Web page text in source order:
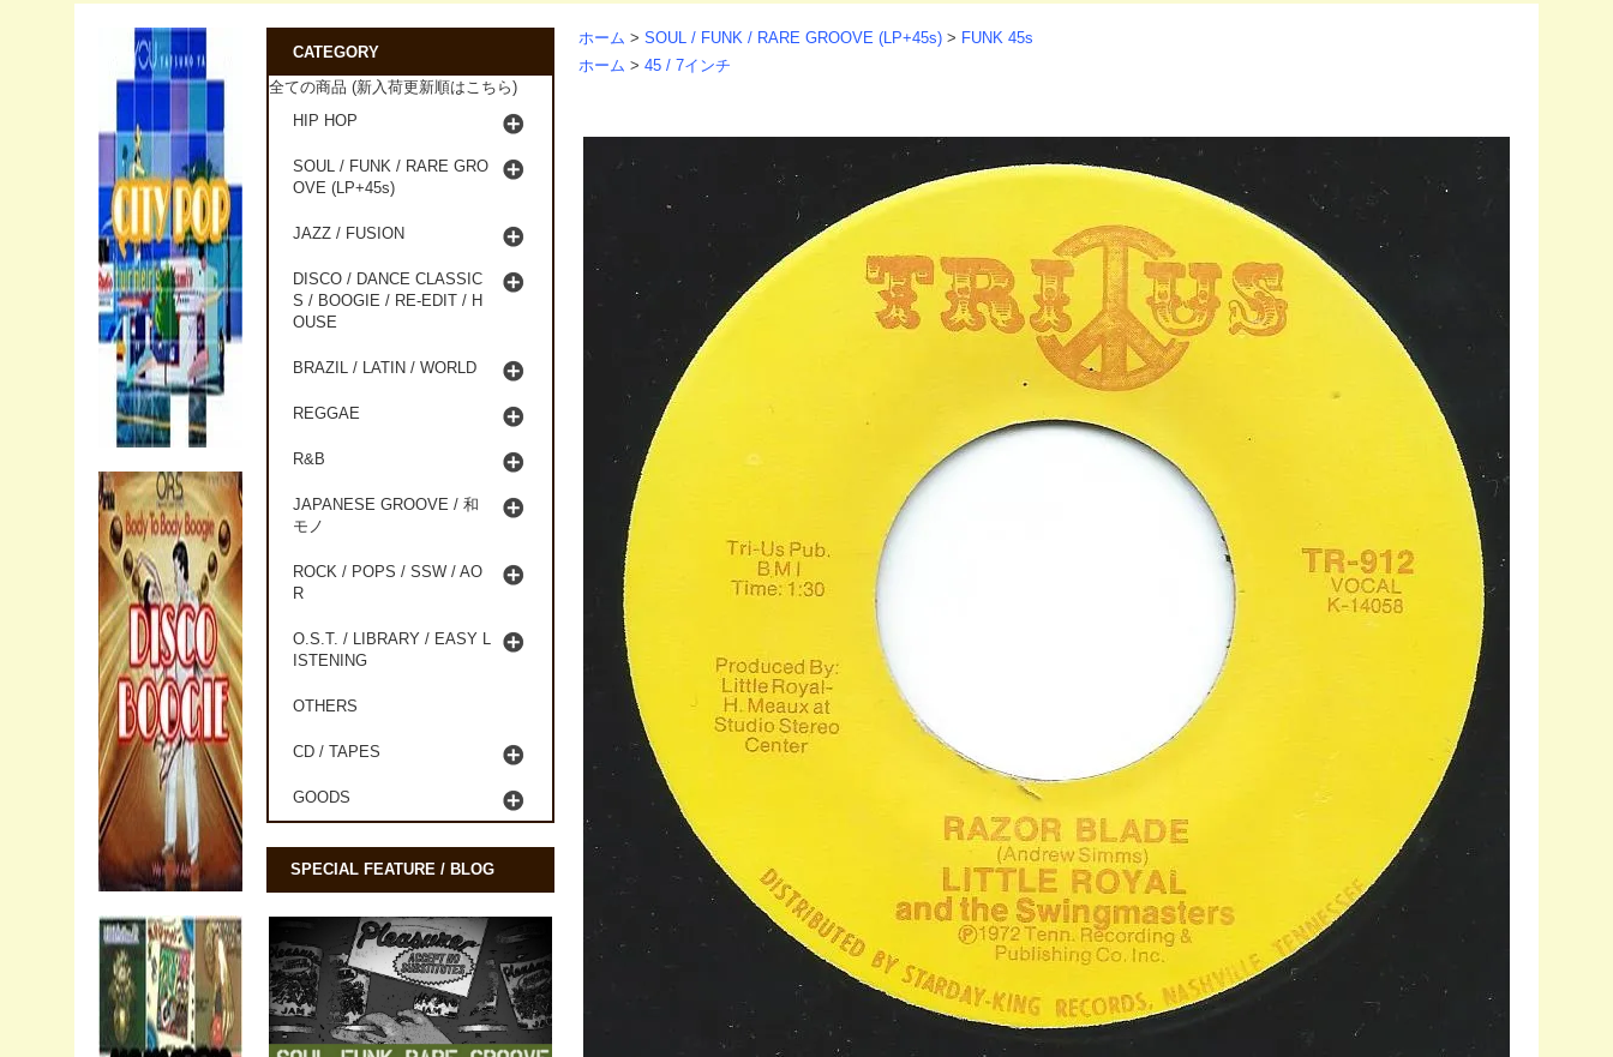
ホーム > SOUL / FUNK / RARE GROOVE (LP+45s) > FUNK 45s
ホーム > 45 / 7インチ
CATEGORY
全ての商品 (新入荷更新順はこちら)
HIP HOP
SOUL / FUNK / RARE GRO
OVE (LP+45s)
JAZZ / FUSION
DISCO / DANCE CLASSIC
S / BOOGIE / RE-EDIT / H
OUSE
BRAZIL / LATIN / WORLD
REGGAE
R&B
JAPANESE GROOVE / 和
モノ
ROCK / POPS / SSW / AO
R
O.S.T. / LIBRARY / EASY L
ISTENING
OTHERS
CD / TAPES
GOODS
SPECIAL FEATURE / BLOG